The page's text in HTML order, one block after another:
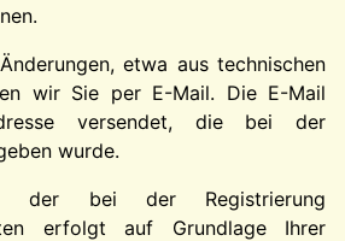
etwa aus technischen
wir Sie per E-Mail. Die E-Mail
versendet, die bei der
wurde.
der bei der Registrierung
erfolgt auf Grundlage Ihrer